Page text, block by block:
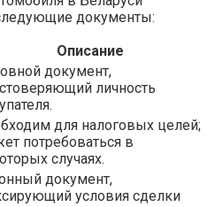
документы:
Описание
документ,
личность
для налоговых целей;
потребоваться в
случаях.
документ,
условия сделки